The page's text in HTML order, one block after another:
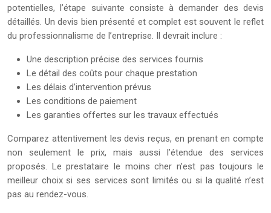
potentielles, l’étape suivante consiste à demander des devis
détaillés. Un devis bien présenté et complet est souvent le reflet
du professionnalisme de l’entreprise. Il devrait inclure :
Une description précise des services fournis
Le détail des coûts pour chaque prestation
Les délais d’intervention prévus
Les conditions de paiement
Les garanties offertes sur les travaux effectués
Comparez attentivement les devis reçus, en prenant en compte
non seulement le prix, mais aussi l’étendue des services
proposés. Le prestataire le moins cher n’est pas toujours le
meilleur choix si ses services sont limités ou si la qualité n’est
pas au rendez-vous.